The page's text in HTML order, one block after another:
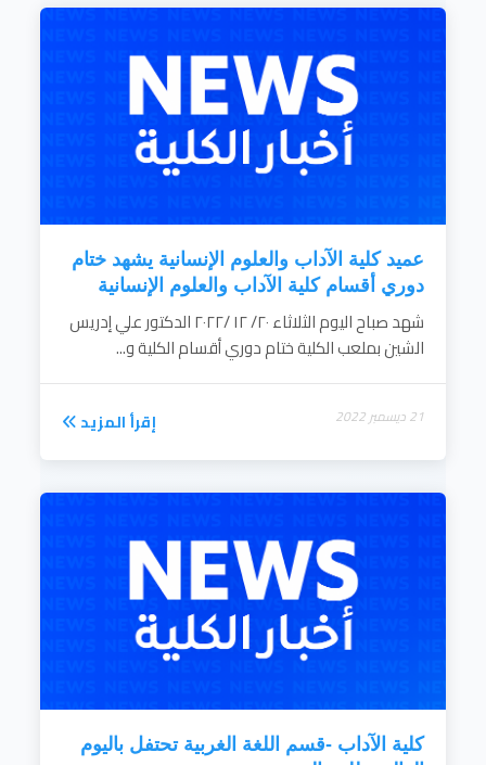
عميد كلية الآداب والعلوم الإنسانية يشهد ختام
دوري أقسام كلية الآداب والعلوم الإنسانية
شهد صباح اليوم الثلاثاء ٢٠/ ١٢ /٢٠٢٢ الدكتور علي إدريس
الشين بملعب الكلية ختام دوري أقسام الكلية و...
21 ديسمبر 2022 إقرأ المزيد
كلية الآداب -قسم اللغة الغربية تحتفل باليوم